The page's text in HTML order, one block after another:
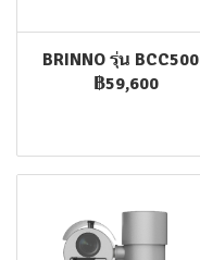
BRINNO รุ่น
฿59,600